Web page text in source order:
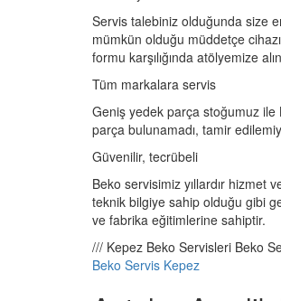
Servis talebiniz olduğunda size
mümkün olduğu müddetçe
formu karşılığında atölyemize
Tüm markalara servis
Geniş yedek parça stoğumuz ile
parça bulunamadı, tamir
Güvenilir, tecrübeli
Beko servisimiz yıllardır hizmet
teknik bilgiye sahip olduğu gibi
ve fabrika eğitimlerine sahiptir.
/// Kepez Beko Servisleri Beko
Beko Servis Kepez